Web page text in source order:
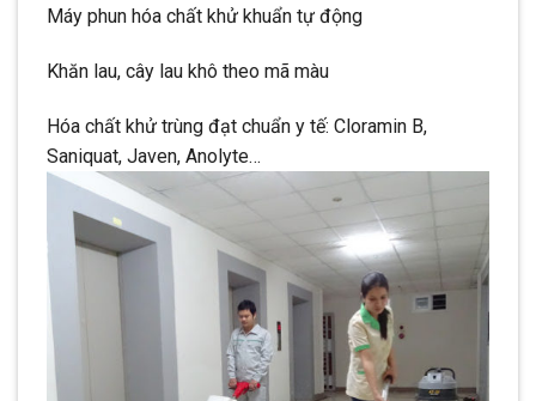
Máy phun hóa chất khử khuẩn tự động
Khăn lau, cây lau khô theo mã màu
Hóa chất khử trùng đạt chuẩn y tế: Cloramin B,
Saniquat, Javen, Anolyte…